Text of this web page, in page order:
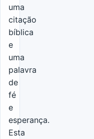
uma
citação
bíblica
e
uma
palavra
de
fé
e
esperança.
Esta